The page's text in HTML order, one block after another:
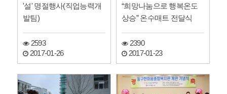
'설' 명절행사(직업능력개
발팀)
2593
2017-01-26
“희망나눔으로 행복온도
상승” 온수매트 전달식
2390
2017-01-23